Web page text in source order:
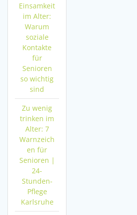
Einsamkeit
im Alter:
Warum
soziale
Kontakte
für
Senioren
so wichtig
sind
Zu wenig
trinken im
Alter: 7
Warnzeich
en für
Senioren |
24-
Stunden-
Pflege
Karlsruhe